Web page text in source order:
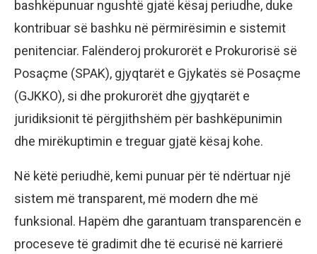
bashkëpunuar ngushtë gjatë kësaj periudhe, duke
kontribuar së bashku në përmirësimin e sistemit
penitenciar. Falënderoj prokurorët e Prokurorisë së
Posaçme (SPAK), gjyqtarët e Gjykatës së Posaçme
(GJKKO), si dhe prokurorët dhe gjyqtarët e
juridiksionit të përgjithshëm për bashkëpunimin
dhe mirëkuptimin e treguar gjatë kësaj kohe.
Në këtë periudhë, kemi punuar për të ndërtuar një
sistem më transparent, më modern dhe më
funksional. Hapëm dhe garantuam transparencën e
proceseve të gradimit dhe të ecurisë në karrierë